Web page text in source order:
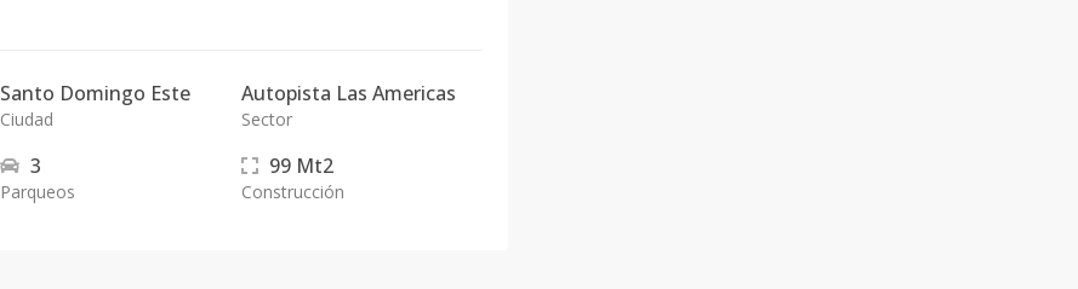
Santo Domingo Este
Ciudad
Autopista Las Americas
Sector
3
Parqueos
99 Mt2
Construcción